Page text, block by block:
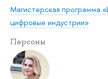
Магистерская программа
цифровые индустрии»
Персоны